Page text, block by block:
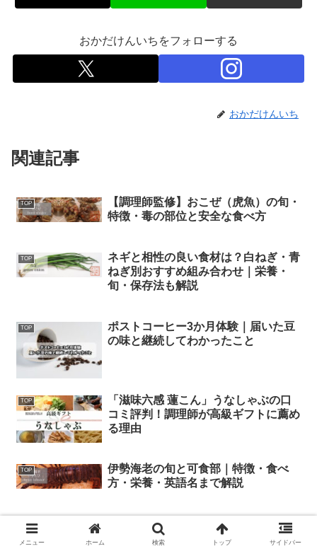
おかだけんいちをフォローする
おかだけんいち
関連記事
TOP
【調理師監修】おこぜ（虎魚）の旬・
特徴・毒の部位と安全な食べ方
TOP
ネギと相性の良い食材は？白ねぎ・青
ねぎ別おすすめ組み合わせ｜栄養・
旬・保存法も解説
TOP
ポストコーヒー3か月体験｜届いた豆
の味と継続してわかったこと
TOP
「滋味六感 蓮こん」うなしゃぶの口
コミ評判！調理師が高級ギフトに薦め
る理由
TOP
伊勢海老の旬と可食部｜特徴・食べ
方・栄養・英語名まで解説
TOP
【調理師が解説】生タコを買って後悔
する前に。ご家庭での下処理の壁と
メニュー ホーム 検索 トップ サイドバー